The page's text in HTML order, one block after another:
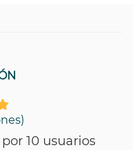
10 usuarios